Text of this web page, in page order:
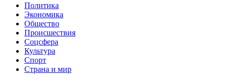
Политика
Экономика
Общество
Происшествия
Соцсфера
Культура
Спорт
Страна и мир